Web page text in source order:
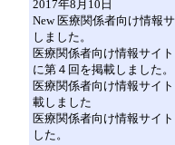
2017年8月10日
New 医療関係者向け情報
しました。
医療関係者向け情報サイ
に第４回を掲載しました。
医療関係者向け情報サイ
載しました
医療関係者向け情報サイ
した。